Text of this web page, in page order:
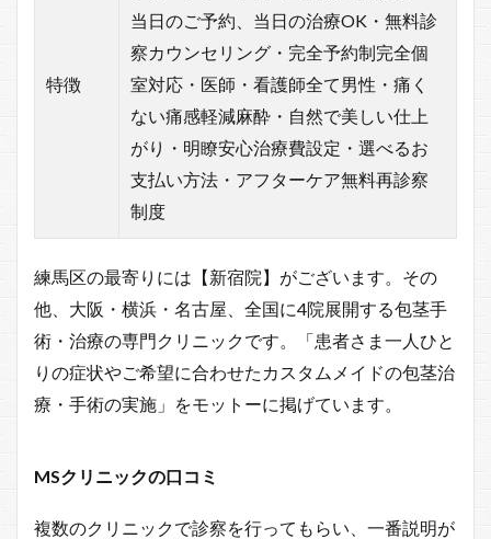
特徴
当日のご予約、当日の治療OK・無料診
察カウンセリング・完全予約制完全個
室対応・医師・看護師全て男性・痛く
ない痛感軽減麻酔・自然で美しい仕上
がり・明瞭安心治療費設定・選べるお
支払い方法・アフターケア無料再診察
制度
練馬区の最寄りには【新宿院】がございます。その
他、大阪・横浜・名古屋、全国に4院展開する包茎手
術・治療の専門クリニックです。「患者さま一人ひと
りの症状やご希望に合わせたカスタムメイドの包茎治
療・手術の実施」をモットーに掲げています。
MSクリニックの口コミ
複数のクリニックで診察を行ってもらい、一番説明が